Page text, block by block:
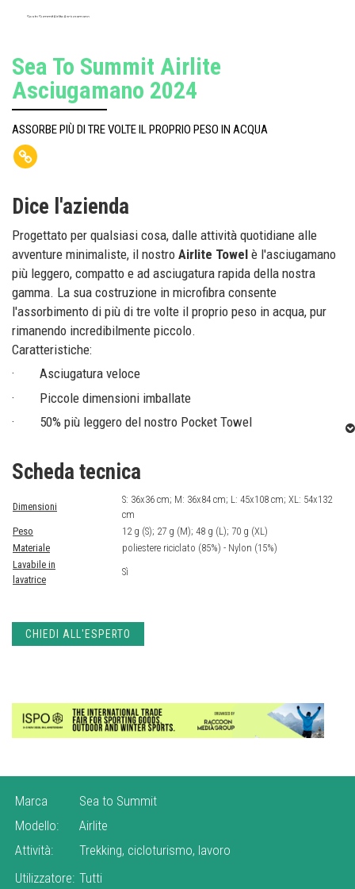
Sea to Summit Airlite Asciugamano
Sea To Summit Airlite
Asciugamano 2024
ASSORBE PIÙ DI TRE VOLTE IL PROPRIO PESO IN ACQUA
Dice l'azienda
Progettato per qualsiasi cosa, dalle attività quotidiane alle
avventure minimaliste, il nostro Airlite Towel è l'asciugamano
più leggero, compatto e ad asciugatura rapida della nostra
gamma. La sua costruzione in microfibra consente
l'assorbimento di più di tre volte il proprio peso in acqua, pur
rimanendo incredibilmente piccolo.
Caratteristiche:
· Asciugatura veloce
· Piccole dimensioni imballate
· 50% più leggero del nostro Pocket Towel
· Il sacco per roba si aggancia all'asciugamano per fornire
Scheda tecnica
Dimensioni
S: 36x36 cm; M: 36x84 cm; L: 45x108 cm; XL: 54x132
cm
Peso
12 g (S); 27 g (M); 48 g (L); 70 g (XL)
Materiale
poliestere riciclato (85%) - Nylon (15%)
Lavabile in
lavatrice
Sì
CHIEDI ALL'ESPERTO
Marca
Sea to Summit
Modello:
Airlite
Attività:
Trekking, cicloturismo, lavoro
Utilizzatore: Tutti